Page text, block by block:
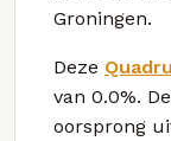
Groningen.
Deze
van 0.0%.
oorsprong